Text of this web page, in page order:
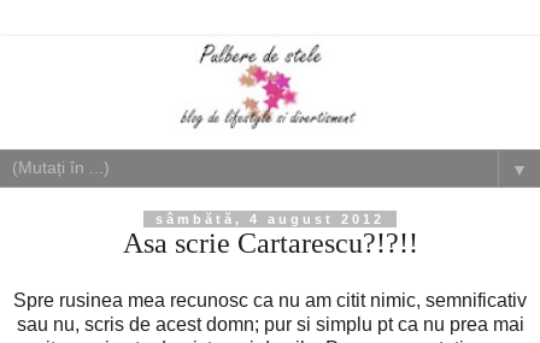
▼
sâmbătă, 4 august 2012
Asa scrie Cartarescu?!?!!
Spre rusinea mea recunosc ca nu am citit nimic, semnificativ
sau nu, scris de acest domn; pur si simplu pt ca nu prea mai